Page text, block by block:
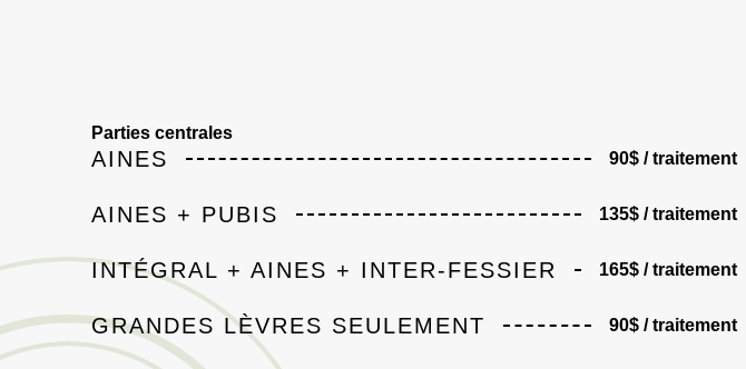
Parties centrales
AINES 90$ / traitement
AINES + PUBIS 135$ / traitement
INTÉGRAL + AINES + INTER-FESSIER 165$ / traitement
GRANDES LÈVRES SEULEMENT 90$ / traitement